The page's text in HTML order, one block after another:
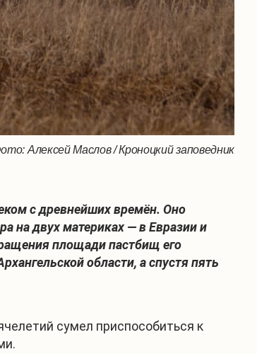
Алексей Маслов / Кроноцкий заповедник
с древнейших времён. Оно
на двух материках — в Евразии и
площади пастбищ его
области, а спустя пять
сумел приспособиться к